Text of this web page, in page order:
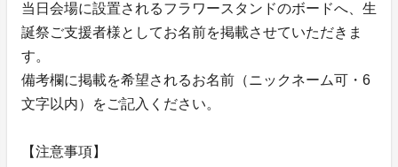
当日会場に設置されるフラワースタンドのボードへ、生
誕祭ご支援者様としてお名前を掲載させていただきま
す。
備考欄に掲載を希望されるお名前（ニックネーム可・6
文字以内）をご記入ください。
【注意事項】